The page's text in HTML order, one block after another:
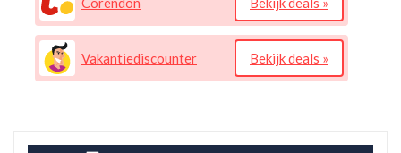
Vakantiediscounter Bekijk deals »